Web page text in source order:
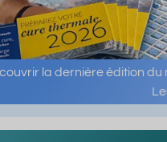
la dernière édition du